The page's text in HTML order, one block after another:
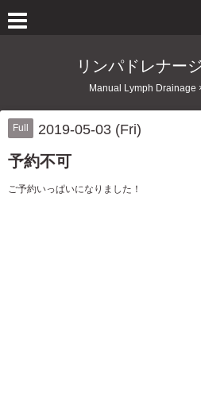
リンパドレナー
Manual Lymph Drainage
Full 2019-05-03 (Fri)
予約不可
ご予約いっぱいになりました！